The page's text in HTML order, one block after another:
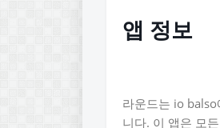
앱 정보
라운드는 io
니다. 이 앱은 모